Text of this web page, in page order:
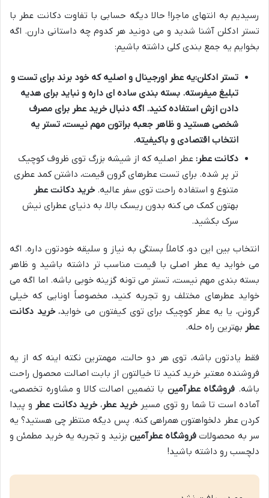
رسیدیم به انتهای ماجرا! حالا دیگه حسابی با تفاوت دکانت عطر با
تستر ادکلن آشنا شدید و می دونید هر کدوم چه داستانی دارن. اگه
بخوایم یه جمع بندی کلی داشته باشیم:
تستر ادکلن:یه عطر اورجینال و اصلیه که خود برند برای تست و
تبلیغ میفرسته. بسته بندی ساده ای داره و نباید برای هدیه
دادن ازش استفاده کنید. اگه دنبال خرید عطر برای مصرف
شخصی هستید و ظاهر جعبه براتون مهم نیست، تستر یه
انتخاب اقتصادی و باکیفیته.
دکانت عطر: عطر اصلیه که از شیشه بزرگ توی ظروف کوچیک
تر پر شده. برای تست عطرهای گرون قیمت، داشتن کمد عطری
متنوع و استفاده راحت توی سفر عالیه. خرید دکانت عطر
بهتون کمک می کنه بدون ریسک بالا، به دنیای عطرای نیش
سرک بکشید.
انتخاب بین این دو، کاملاً بستگی به نیاز و سلیقه خودتون داره. اگه
می خواید یه عطر اصلی با قیمت مناسب تر داشته باشید و ظاهر
بسته بندی مهم نیست، تستر می تونه گزینه خوبی باشه. اما اگه می
خواید عطرهای مختلف رو تجربه کنید، مخصوصاً اونایی که خیلی
گرونن، یا یه عطر کوچیک برای توی کیفتون می خواید،خرید دکانت
عطر بهترین راه حله.
فقط یادتون باشه، توی هر دو حالت، مهمترین نکته اینه که از یه
فروشنده معتبر خرید کنید تا خیالتون از بابت اصالت محصول راحت
باشه. فروشگاه عطرآمین با تضمین اصالت کالا و مشاوره تخصصی،
آماده است تا شما رو توی مسیر خرید عطر، خرید دکانت عطر و پیدا
کردن عطر دلخواهتون همراهی کنه. پس دیگه منتظر چی هستید؟ یه
سر به محصولات فروشگاه عطرآمین بزنید و تجربه یه خرید مطمئن و
دلچسب رو داشته باشید!